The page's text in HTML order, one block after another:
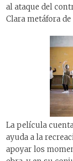
al ataque del
Clara metáfora
La película
ayuda a la
apoyar los